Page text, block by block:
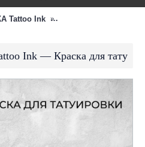
Tattoo Ink
Ink — Краска для тату